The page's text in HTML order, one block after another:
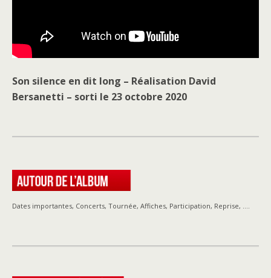
Son silence en dit long – Réalisation David
Bersanetti – sorti le 23 octobre 2020
Dates importantes, Concerts, Tournée, Affiches, Participation, Reprise, ….